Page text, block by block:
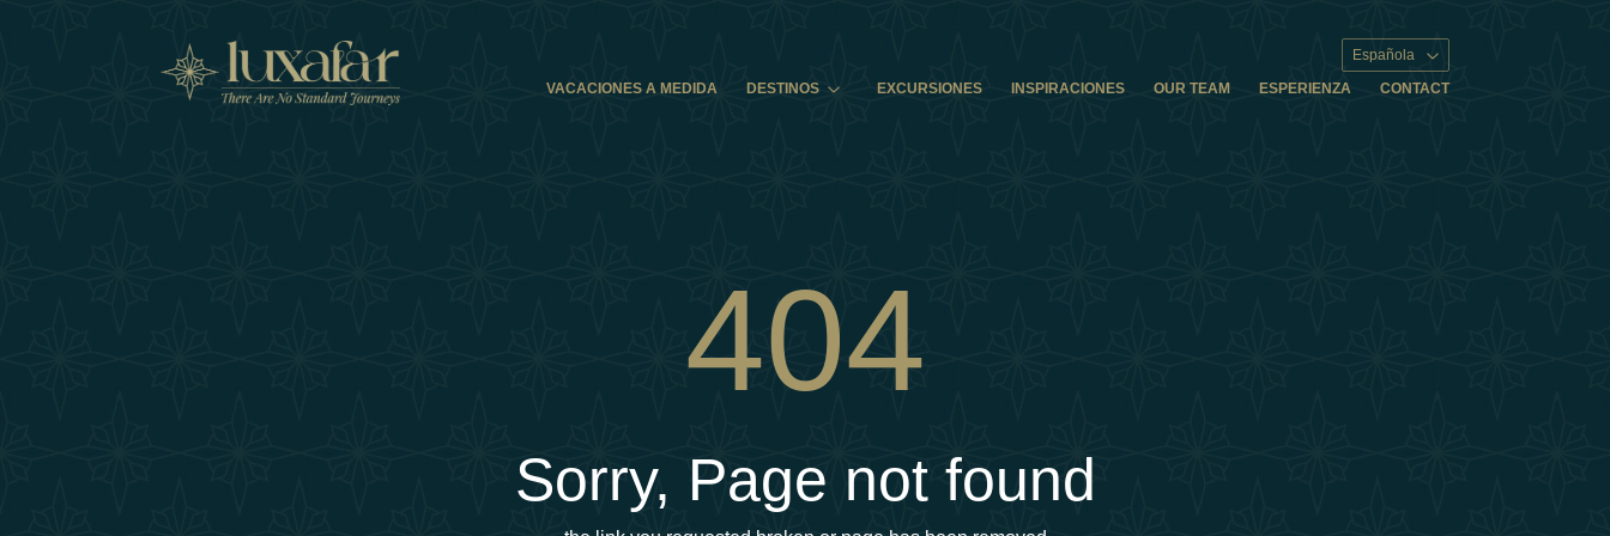
Española
VACACIONES A MEDIDA
DESTINOS EXCURSIONES INSPIRACIONES OUR TEAM ESPERIENZA CONTACT
404
Sorry, Page not found